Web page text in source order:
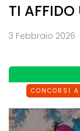
TI AFFIDO
3 Febbraio 2026
CONCORSI